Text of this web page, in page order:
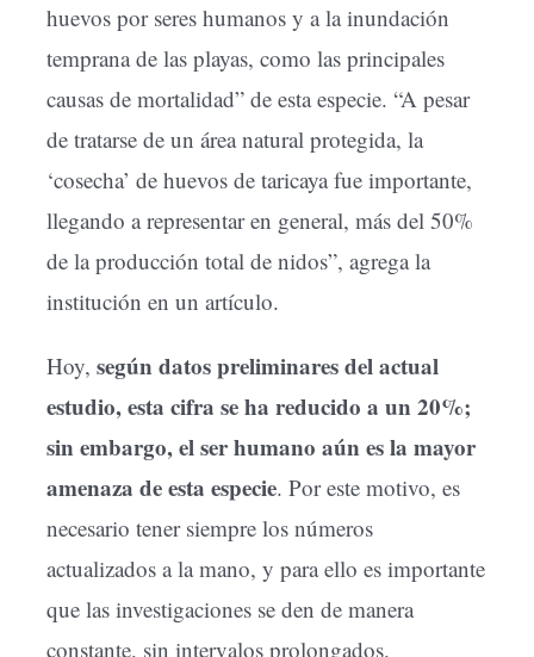
huevos por seres humanos y a la inundación
temprana de las playas, como las principales
causas de mortalidad” de esta especie. “A pesar
de tratarse de un área natural protegida, la
‘cosecha’ de huevos de taricaya fue importante,
llegando a representar en general, más del 50%
de la producción total de nidos”, agrega la
institución en un artículo.
Hoy, según datos preliminares del actual
estudio, esta cifra se ha reducido a un 20%;
sin embargo, el ser humano aún es la mayor
amenaza de esta especie. Por este motivo, es
necesario tener siempre los números
actualizados a la mano, y para ello es importante
que las investigaciones se den de manera
constante, sin intervalos prolongados.